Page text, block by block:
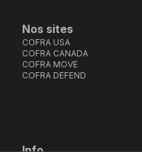
Nos sites
COFRA USA
COFRA CANADA
COFRA MOVE
COFRA DEFEND